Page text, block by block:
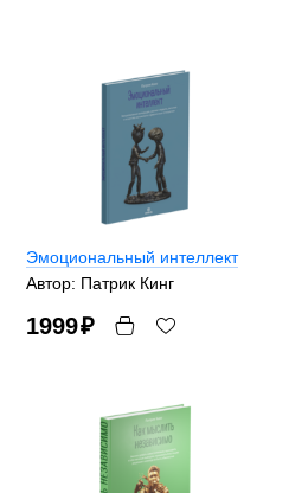
Эмоциональный интеллект
Автор: Патрик Кинг
1999₽